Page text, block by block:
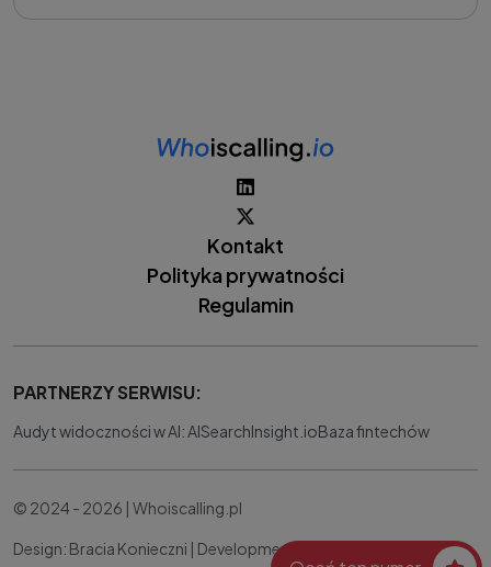
Kontakt
Polityka prywatności
Regulamin
PARTNERZY SERWISU:
Audyt widoczności w AI: AISearchInsight.ioBaza fintechów
© 2024 - 2026 | Whoiscalling.pl
Design: Bracia Konieczni | Development: